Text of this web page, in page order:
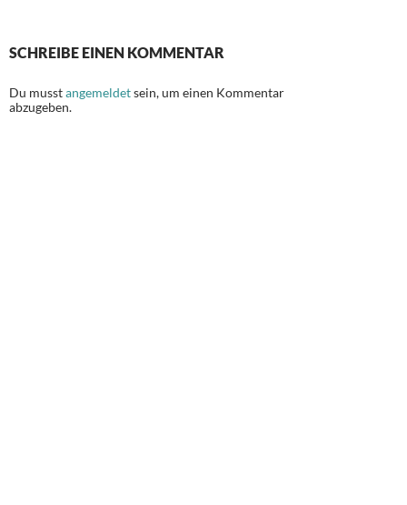
SCHREIBE EINEN KOMMENTAR
Du musstangemeldetsein, um einen Kommentar
abzugeben.